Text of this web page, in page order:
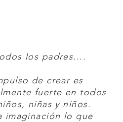
los padres....
de crear es
fuerte en todos
niñas y niños.
imaginación lo que